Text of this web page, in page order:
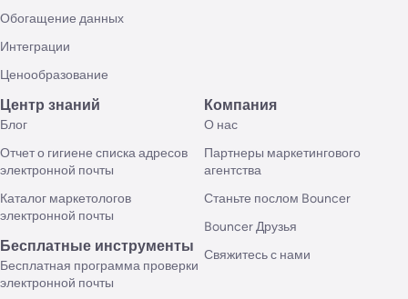
Обогащение данных
Интеграции
Ценообразование
Центр знаний
Блог
Отчет о гигиене списка адресов
электронной почты
Каталог маркетологов
электронной почты
Бесплатные инструменты
Бесплатная программа проверки
электронной почты
Компания
О нас
Партнеры маркетингового
агентства
Станьте послом Bouncer
Bouncer Друзья
Свяжитесь с нами